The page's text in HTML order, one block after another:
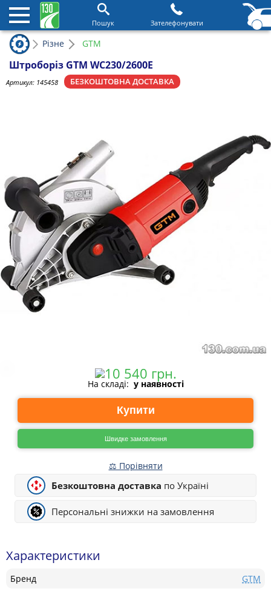
Пошук Зателефонувати
Різне GTM
Штроборіз GTM WC230/2600E
Артикул: 145458 БЕЗКОШТОВНА ДОСТАВКА
На складі: у наявності
Купити
Швидке замовлення
⚖ Порівняти
Безкоштовна доставка по Україні
Персональні знижки на замовлення
Характеристики
Бренд
GTM